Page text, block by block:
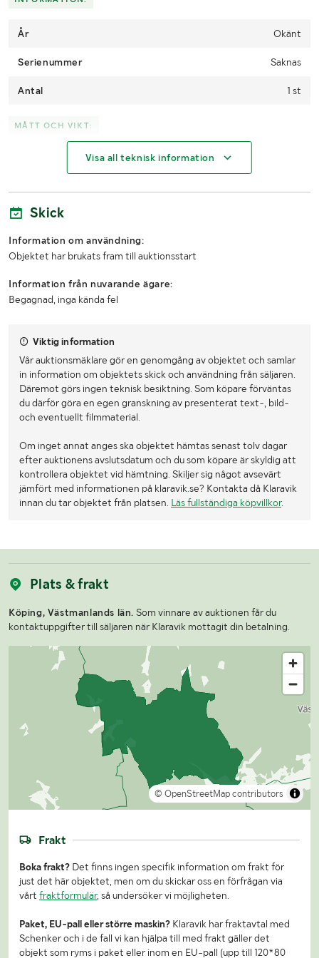
År Okänt
Serienummer Saknas
Antal 1 st
MÅTT OCH VIKT:
Höjd
Djup
Visa all teknisk information
Skick
Information om användning:
Objektet har brukats fram till auktionsstart
Information från nuvarande ägare:
Begagnad, inga kända fel
Viktig information
Vår auktionsmäklare gör en genomgång av objektet och samlar
in information om objektets skick och användning från säljaren.
Däremot görs ingen teknisk besiktning. Som köpare förväntas
du därför göra en egen granskning av presenterat text-, bild-
och eventuellt filmmaterial.
Om inget annat anges ska objektet hämtas senast tolv dagar
efter auktionens avslutsdatum och du som köpare är skyldig att
kontrollera objektet vid hämtning. Skiljer sig något avsevärt
jämfört med informationen på klaravik.se? Kontakta då Klaravik
innan du tar objektet från platsen. Läs fullständiga köpvillkor.
Plats & frakt
Köping, Västmanlands län. Som vinnare av auktionen får du
kontaktuppgifter till säljaren när Klaravik mottagit din betalning.
© OpenStreetMap contributors
Frakt
Boka frakt? Det finns ingen specifik information om frakt för
just det här objektet, men om du skickar oss en förfrågan via
vårt fraktformulär, så undersöker vi möjligheten.
Paket, EU-pall eller större maskin? Klaravik har fraktavtal med
Schenker och i de fall vi kan hjälpa till med frakt gäller det
objekt som ryms i paket eller inom en EU-pall (upp till 120*80